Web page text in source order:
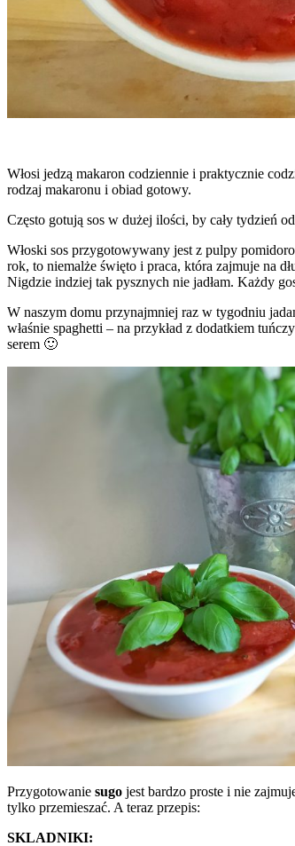
Włosi jedzą makaron codziennie i praktycznie
rodzaj makaronu i obiad gotowy.
Często gotują sos w dużej ilości, by cały tydzień
Włoski sos przygotowywany jest z pulpy
rok, to niemalże święto i praca, która zajmuje na
Nigdzie indziej tak pysznych nie jadłam. Każdy
W naszym domu przynajmniej raz w tygodniu
właśnie spaghetti – na przykład z dodatkiem
serem 🙂
Przygotowanie sugo jest bardzo proste i nie
tylko przemieszać. A teraz przepis:
SKLADNIKI: